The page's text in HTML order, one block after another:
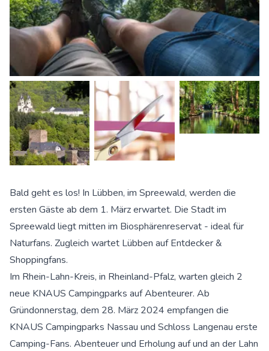
Bald geht es los! In Lübben, im Spreewald, werden die
ersten Gäste ab dem 1. März erwartet. Die Stadt im
Spreewald liegt mitten im Biosphärenreservat - ideal für
Naturfans. Zugleich wartet Lübben auf Entdecker &
Shoppingfans.
Im Rhein-Lahn-Kreis, in Rheinland-Pfalz, warten gleich 2
neue KNAUS Campingparks auf Abenteurer. Ab
Gründonnerstag, dem 28. März 2024 empfangen die
KNAUS Campingparks Nassau und Schloss Langenau erste
Camping-Fans. Abenteuer und Erholung auf und an der Lahn